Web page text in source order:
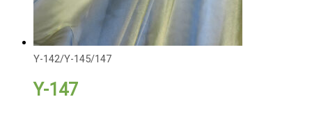
Y-142/Y-145/147
Y-147